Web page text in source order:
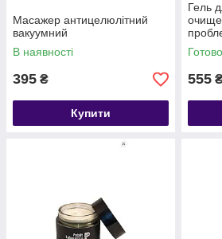
Масажер антицелюлітний
вакуумний
В наявності
395 ₴
Купити
Гель
555